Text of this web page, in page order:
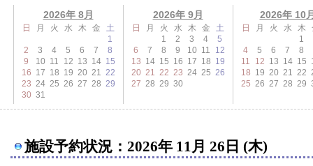
2026年 8月
日 月 火 水 木 金
土
1
2
3 4 5 6 7
8
9
10 11 12 13 14 15
16 17 18 19 20 21 22
23 24 25 26 27 28 29
30 31
2026年 9月
日 月 火 水 木 金
土
1
2 3 4
5
6
7 8 9 10 11
12
13 14 15 16 17 18 19
20 21 22 23 24 25 26
27 28 29 30
2026年 10
日 月 火 水 木
1
4
5 6 7
8
11
12 13 14 15
18 19 20 21 22
25 26 27 28 29
施設予約状況：2026年 11月 26日 (木)